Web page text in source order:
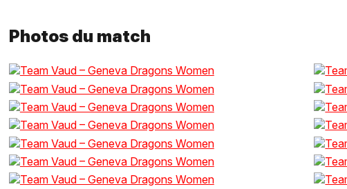
Photos du match